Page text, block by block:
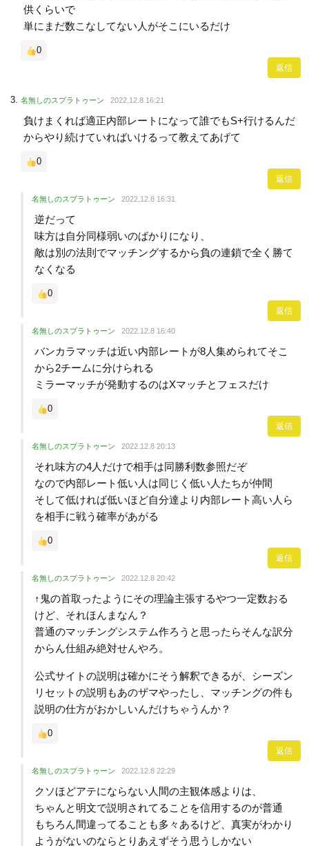
供くらいで
単にまだ数こなしてない人がそこにいるだけ
0
返信
名無しのスプラトゥーン 2022.12.8 16:21
負けまくれば適正内部レートになって誰でもS+行けるんだ
からやり続けていればいけるって教えてあげて
0
返信
名無しのスプラトゥーン 2022.12.8 16:31
逆だって
味方は自分同様弱いのばかりになり、
敵は別の法則でマッチングするから負の連鎖で全く勝て
なくなる
0
返信
名無しのスプラトゥーン 2022.12.8 16:40
バンカラマッチは近い内部レートが8人集められてそこ
から2チームに分けられる
ミラーマッチが発動するのはXマッチとフェスだけ
0
返信
名無しのスプラトゥーン 2022.12.8 20:13
それ味方の4人だけで相手は同勝利数参照だぞ
なので内部レート低い人は同じく低い人たちが仲間
そして低ければ低いほど自分達より内部レート高い人ら
を相手に戦う確率があがる
0
返信
名無しのスプラトゥーン 2022.12.8 20:42
↑鬼の首取ったようにその理論主張するやつ一定数おる
けど、それほんまなん？
普通のマッチングシステム作ろうと思ったらそんな訳分
からん仕組み絶対せんやろ。
公式サイトの説明は確かにそう解釈できるが、シーズン
リセットの説明もあのザマやったし、マッチングの件も
説明の仕方がおかしいんだけちゃうんか？
0
返信
名無しのスプラトゥーン 2022.12.8 22:29
クソほどアテにならない人間の主観体感よりは、
ちゃんと明文で説明されてることを信用するのが普通
もちろん間違ってることも多々あるけど、真実がわかり
ようがないのならとりあえずそう思うしかない